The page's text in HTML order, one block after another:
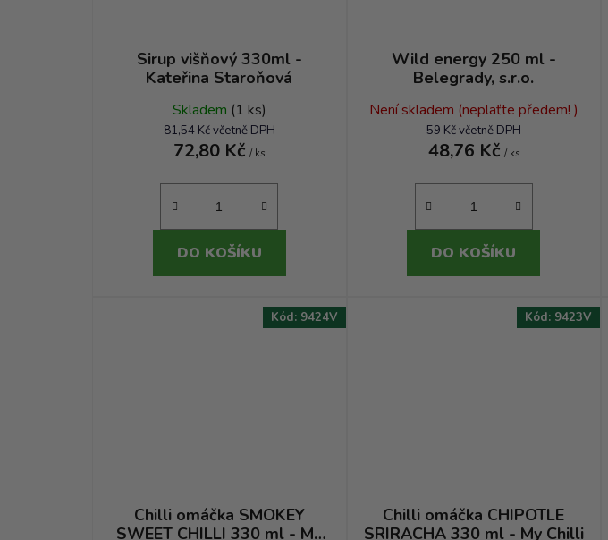
Sirup višňový 330ml -
Kateřina Staroňová
Skladem (1 ks)
81,54 Kč včetně DPH
72,80 Kč/ ks
DO KOŠÍKU
Wild energy 250 ml -
Belegrady, s.r.o.
Není skladem (neplaťte předem! )
59 Kč včetně DPH
48,76 Kč / ks
DO KOŠÍKU
Chilli omáčka SMOKEY
SWEET CHILLI 330 ml - My
Kód: 9424V
Chilli omáčka CHIPOTLE
SRIRACHA 330 ml - My Chilli
Kód: 9423V